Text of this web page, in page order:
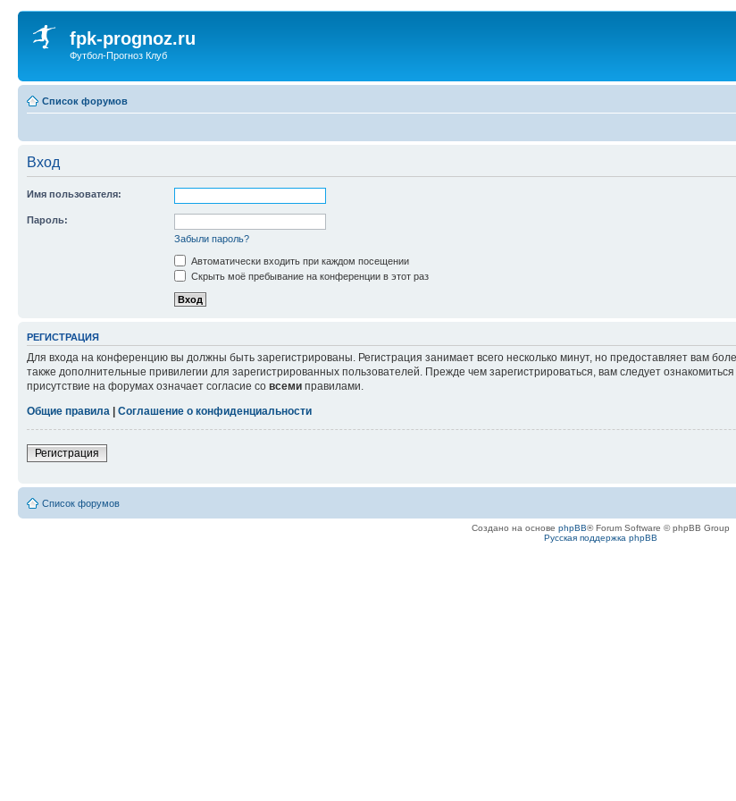
fpk-prognoz.ru
Футбол-Прогноз Клуб
Список форумов
Вход
Имя пользователя:
Пароль:
Забыли пароль?
Автоматически входить при каждом посещении
Скрыть моё пребывание на конференции в этот раз
РЕГИСТРАЦИЯ
Для входа на конференцию вы должны быть зарегистрированы. Регистрация занимает всего несколько минут, но предоставляет вам
также дополнительные привилегии для зарегистрированных пользователей. Прежде чем зарегистрироваться, вам следует
присутствие на форумах означает согласие со всеми правилами.
Общие правила
Соглашение о конфиденциальности
Регистрация
Список форумов
Создано на основе phpBB® Forum Software © phpBB Group
Русская поддержка phpBB